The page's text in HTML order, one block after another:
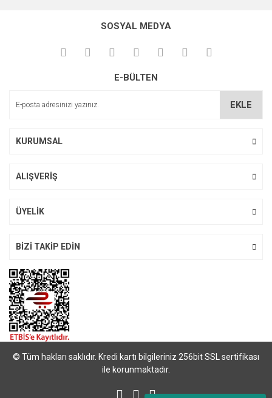
kullanarak tarafımıza iletebilirsiniz.
Görüş ve önerileriniz için teşekkür ederiz.
Ürün açıklamasında eksik bilgiler bulunuyor.
SOSYAL MEDYA
E-BÜLTEN
EKLE
KURUMSAL
ALIŞVERİŞ
ÜYELİK
BİZİ TAKİP EDİN
© Tüm hakları saklıdır. Kredi kartı bilgileriniz 256bit SSL sertifikası
ile korunmaktadır.